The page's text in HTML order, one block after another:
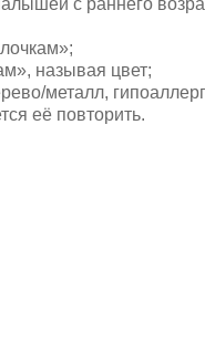
с раннего
называя цвет;
металл,
её повторить.